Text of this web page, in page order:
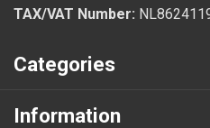
TAX/VAT Number:
Categories
Information